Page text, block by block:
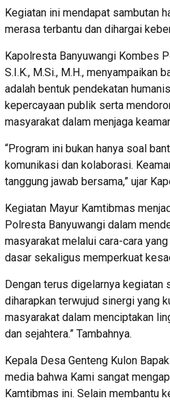
Kegiatan ini mendapat sambutan
merasa terbantu dan dihargai
Kapolresta Banyuwangi Kombes
S.I.K., M.Si., M.H., menyampaikan
adalah bentuk pendekatan
kepercayaan publik serta
masyarakat dalam menjaga
“Program ini bukan hanya soal
komunikasi dan kolaborasi.
tanggung jawab bersama,” ujar
Kegiatan Mayur Kamtibmas
Polresta Banyuwangi dalam
masyarakat melalui cara-cara
dasar sekaligus memperkuat
Dengan terus digelarnya kegiatan
diharapkan terwujud sinergi yang
masyarakat dalam menciptakan
dan sejahtera.” Tambahnya.
Kepala Desa Genteng Kulon
media bahwa Kami sangat
Kamtibmas ini. Selain membantu